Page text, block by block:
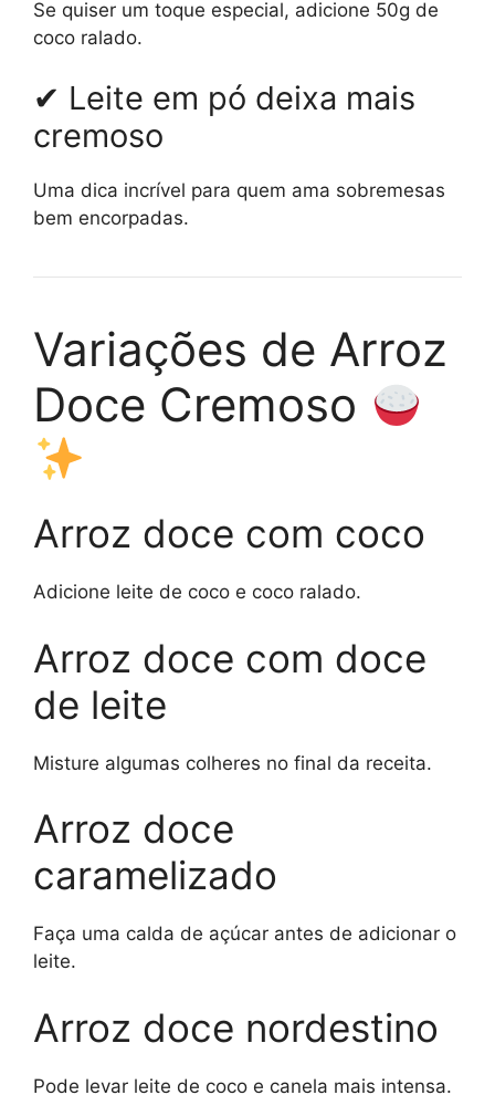
Se quiser um toque especial, adicione 50g de
coco ralado.
✔ Leite em pó deixa mais
cremoso
Uma dica incrível para quem ama sobremesas
bem encorpadas.
Variações de Arroz
Doce Cremoso
Arroz doce com coco
Adicione leite de coco e coco ralado.
Arroz doce com doce
de leite
Misture algumas colheres no final da receita.
Arroz doce
caramelizado
Faça uma calda de açúcar antes de adicionar o
leite.
Arroz doce nordestino
Pode levar leite de coco e canela mais intensa.